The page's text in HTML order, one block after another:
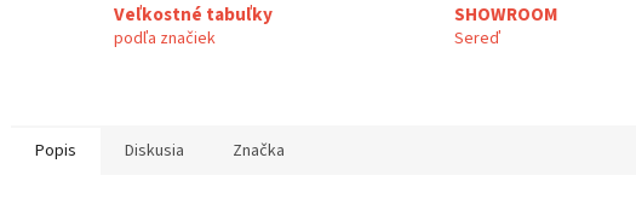
Veľkostné tabuľky
podľa značiek
SHOWROOM
Sereď
Popis Diskusia Značka